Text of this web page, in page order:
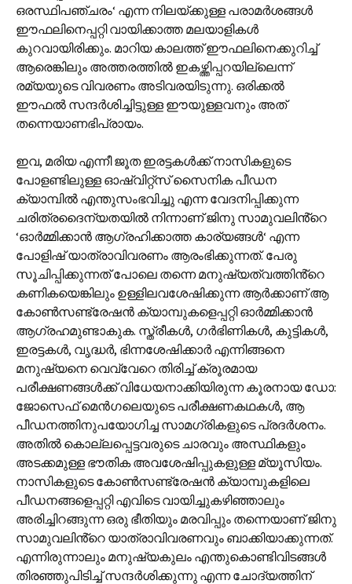
ഒരസ്ഥിപഞ്ചരം‘ എന്ന നിലയ്ക്കുള്ള പരാമർശങ്ങൾ
ഈഫലിനെപ്പറ്റി വായിക്കാത്ത മലയാളികൾ
കുറവായിരിക്കും. മാറിയ കാലത്ത് ഈഫലിനെക്കുറിച്ച്
ആരെങ്കിലും അത്തരത്തിൽ ഇകഴ്ത്തിപ്പറയില്ലെന്ന്
രമ്യയുടെ വിവരണം അടിവരയിടുന്നു. ഒരിക്കൽ
ഈഫൽ സന്ദർശിച്ചിട്ടുള്ള ഈയുള്ളവനും അത്
തന്നെയാണഭിപ്രായം.
ഇവ, മരിയ എന്നീ ജൂത ഇരട്ടകൾക്ക് നാസികളുടെ
പോളണ്ടിലുള്ള ഓഷ്വിറ്റ്സ് സൈനിക പീഡന
ക്യാമ്പിൽ എന്തുസംഭവിച്ചു എന്ന വേദനിപ്പിക്കുന്ന
ചരിത്രദൈന്യതയിൽ നിന്നാണ് ജിനു സാമുവലിൻ്റെ
‘ഓർമ്മിക്കാൻ ആഗ്രഹിക്കാത്ത കാര്യങ്ങൾ‘ എന്ന
പോളിഷ് യാത്രാവിവരണം ആരംഭിക്കുന്നത്. പേരു
സൂചിപ്പിക്കുന്നത് പോലെ തന്നെ മനുഷ്യത്വത്തിൻ്റെ
കണികയെങ്കിലും ഉള്ളിലവശേഷിക്കുന്ന ആർക്കാണ് ആ
കോൺസണ്ട്രേഷൻ ക്യാമ്പുകളെപ്പറ്റി ഓർമ്മിക്കാൻ
ആഗ്രഹമുണ്ടാകുക. സ്ത്രീകൾ, ഗർഭിണികൾ, കുട്ടികൾ,
ഇരട്ടകൾ, വൃദ്ധർ, ഭിന്നശേഷിക്കാർ എന്നിങ്ങനെ
മനുഷ്യനെ വെവ്വേറെ തിരിച്ച് ക്രൂരമായ
പരീക്ഷണങ്ങൾക്ക് വിധേയനാക്കിയിരുന്ന കൂരനായ ഡോ:
ജോസെഫ് മെൻഗലെയുടെ പരീക്ഷണകഥകൾ, ആ
പീഡനത്തിനുപയോഗിച്ച സാമഗ്രികളുടെ പ്രദർശനം.
അതിൽ കൊല്ലപ്പെട്ടവരുടെ ചാരവും അസ്ഥികളും
അടക്കമുള്ള ഭൗതിക അവശേഷിപ്പുകളുള്ള മ്യൂസിയം.
നാസികളുടെ കോൺസണ്ട്രേഷൻ ക്യാമ്പുകളിലെ
പീഡനങ്ങളെപ്പറ്റി എവിടെ വായിച്ചുകഴിഞ്ഞാലും
അരിച്ചിറങ്ങുന്ന ഒരു ഭീതിയും മരവിപ്പും തന്നെയാണ് ജിനു
സാമുവലിൻ്റെ യാത്രാവിവരണവും ബാക്കിയാക്കുന്നത്.
എന്നിരുന്നാലും മനുഷ്യകുലം എന്തുകൊണ്ടിവിടങ്ങൾ
തിരഞ്ഞുപിടിച്ച് സന്ദർശിക്കുന്നു എന്ന ചോദ്യത്തിന്